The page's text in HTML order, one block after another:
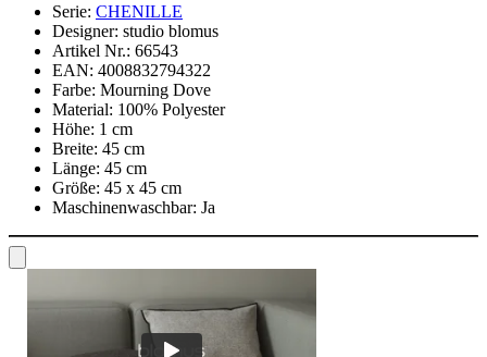
Serie: CHENILLE
Designer: studio blomus
Artikel Nr.: 66543
EAN: 4008832794322
Farbe: Mourning Dove
Material: 100% Polyester
Höhe: 1 cm
Breite: 45 cm
Länge: 45 cm
Größe: 45 x 45 cm
Maschinenwaschbar: Ja